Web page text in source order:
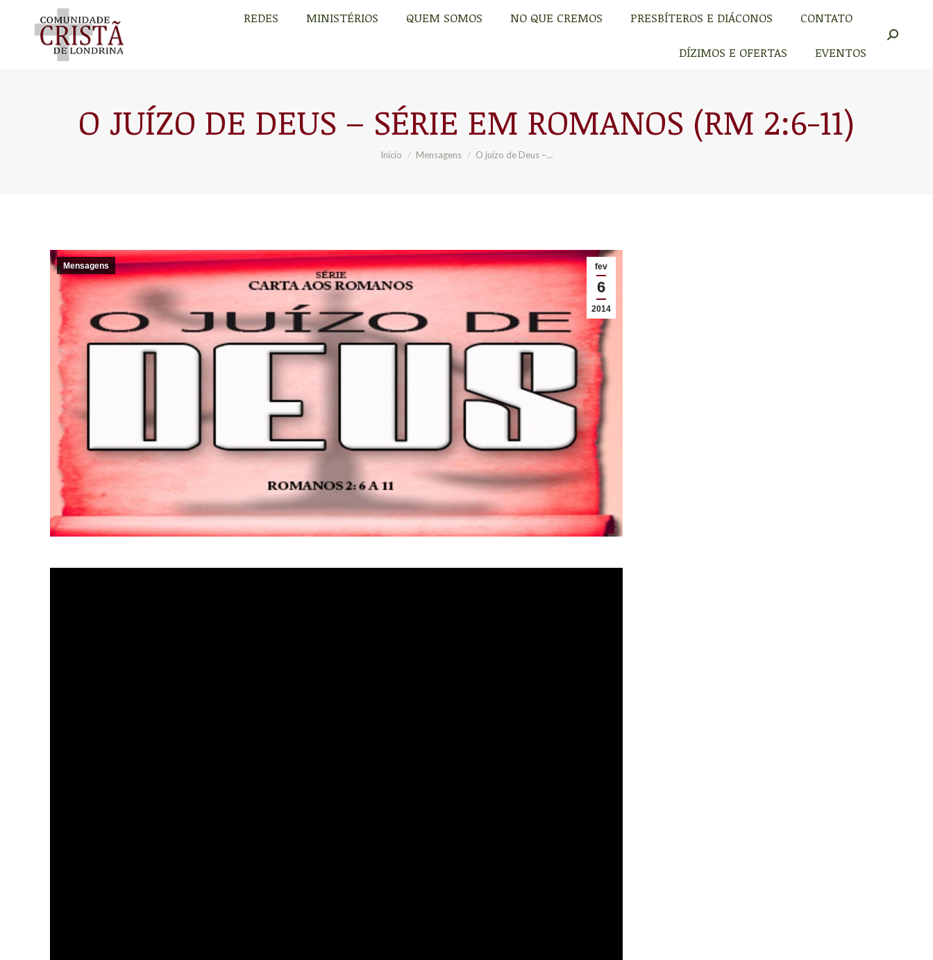
REDES MINISTÉRIOS QUEM SOMOS NO QUE CREMOS PRESBÍTEROS E DIÁCONOS CONTATO
DÍZIMOS E OFERTAS EVENTOS
Buscar
O JUÍZO DE DEUS – SÉRIE EM ROMANOS (RM 2:6-11)
Você está aqui:
Início Mensagens O juízo de Deus –…
fev
6
2014
Mensagens
REDES MINISTÉRIOS QUEM SOMOS NO QUE CREMOS PRESBÍTEROS E DIÁCONOS
CONTATO
DÍZIMOS E OFERTAS
Buscar